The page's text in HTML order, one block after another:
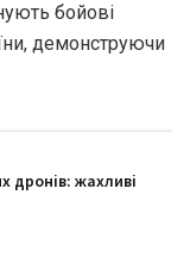
бойові
демонструючи
дронів: жахливі